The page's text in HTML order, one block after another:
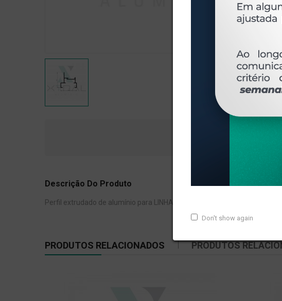
Don't show again
Descrição Do Produto
Perfil extrudado de alumínio para LINHA XTRAL G, com peso linear de
PRODUTOS RELACIONADOS PRODUTOS